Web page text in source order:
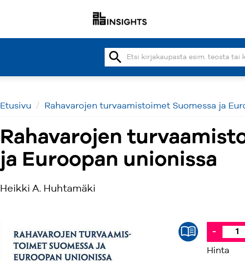
search
Etusivu Rahavarojen turvaamistoimet Suomessa ja
Rahavarojen
ja Euroopan unionissa
Heikki A. Huhtamäki
-
Hinta